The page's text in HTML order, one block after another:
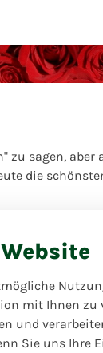
zu sagen, aber
die
mit Ihnen zu
und
Sie uns Ihre